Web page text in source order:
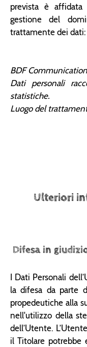
prevista è
gestione del
trattamente dei dati:
BDF
Dati personali
statistiche.
Luogo del
Ulteriori
Difesa in
I Dati Personali
la difesa da parte
propedeutiche alla
nell'utilizzo della
dell’Utente.
il Titolare potrebbe